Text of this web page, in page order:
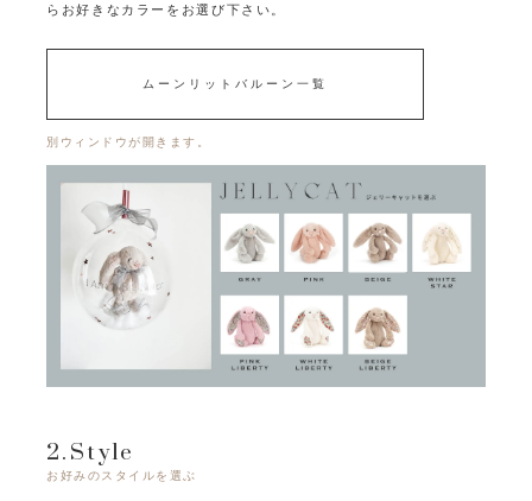
らお好きなカラーをお選び下さい。
ムーンリットバルーン一覧
別ウィンドウが開きます。
2.Style
お好みのスタイルを選ぶ